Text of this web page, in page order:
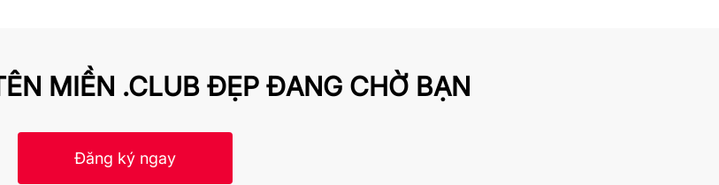
MIỀN .CLUB ĐẸP ĐANG CHỜ BẠN
Đăng ký ngay